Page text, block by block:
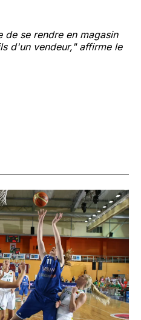
de se rendre en magasin
d'un vendeur," affirme le